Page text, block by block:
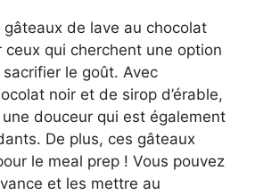
de lave au chocolat
qui cherchent une option
le goût. Avec
noir et de sirop d’érable,
douceur qui est également
De plus, ces gâteaux
le meal prep ! Vous pouvez
et les mettre au